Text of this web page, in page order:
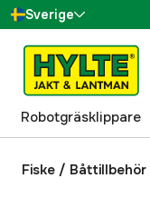
Sverige
Danmark
Suomi
Norge
Deutschland
Robotgräsklippare
Fiske / Båttillbehör